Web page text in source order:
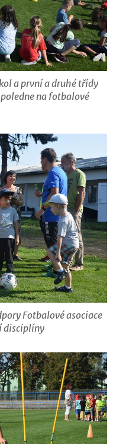
a první a druhé třídy
na fotbalové
Fotbalové asociace
disciplíny